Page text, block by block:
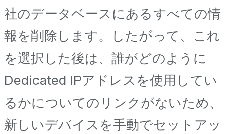
社のデータベースにあるすべての情
報を削除します。したがって、これ
を選択した後は、誰がどのように
Dedicated IPアドレスを使用してい
るかについてのリンクがないため、
新しいデバイスを手動でセットアッ